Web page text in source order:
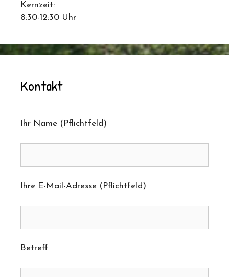
Kernzeit:
8:30-12:30 Uhr
Kontakt
Ihr Name (Pflichtfeld)
Ihre E-Mail-Adresse (Pflichtfeld)
Betreff